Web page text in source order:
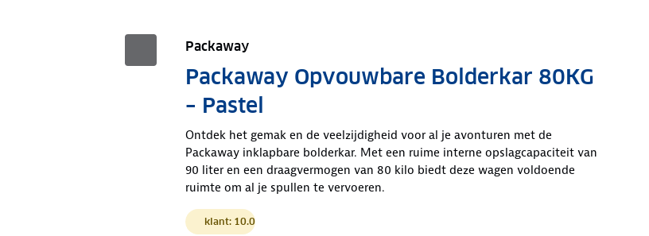
Packaway
Packaway Opvouwbare Bolderkar 80KG
– Pastel
Ontdek het gemak en de veelzijdigheid voor al je avonturen met de
Packaway inklapbare bolderkar. Met een ruime interne opslagcapaciteit van
90 liter en een draagvermogen van 80 kilo biedt deze wagen voldoende
ruimte om al je spullen te vervoeren.
klant: 10.0